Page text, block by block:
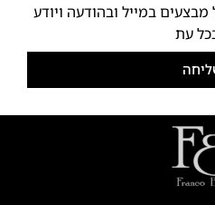
במייל ובהודעה ויודע
עת